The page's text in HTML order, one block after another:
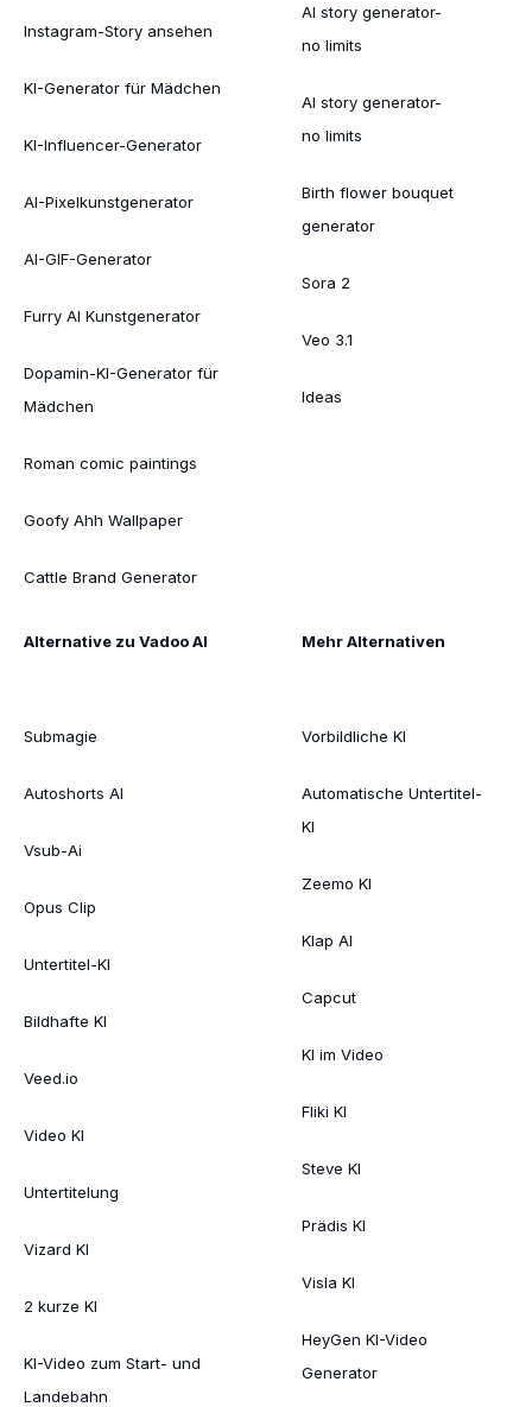
Instagram-Story ansehen
KI-Generator für Mädchen
KI-Influencer-Generator
AI-Pixelkunstgenerator
AI-GIF-Generator
Furry AI Kunstgenerator
Dopamin-KI-Generator für
Mädchen
Roman comic paintings
Goofy Ahh Wallpaper
Cattle Brand Generator
AI story generator-
no limits
AI story generator-
no limits
Birth flower bouquet
generator
Sora 2
Veo 3.1
Ideas
Alternative zu Vadoo AI
Submagie
Autoshorts AI
Vsub-Ai
Opus Clip
Untertitel-KI
Bildhafte KI
Veed.io
Video KI
Untertitelung
Vizard KI
2 kurze KI
KI-Video zum Start- und
Landebahn
Mehr Alternativen
Vorbildliche KI
Automatische Untertitel-
KI
Zeemo KI
Klap AI
Capcut
KI im Video
Fliki KI
Steve KI
Prädis KI
Visla KI
HeyGen KI-Video
Generator